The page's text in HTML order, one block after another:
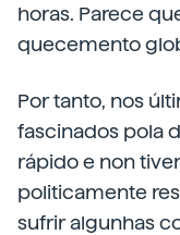
horas. Parece
quecemento
Por tanto, nos
fascinados pola
rápido e non
politicamente
sufrir algunhas